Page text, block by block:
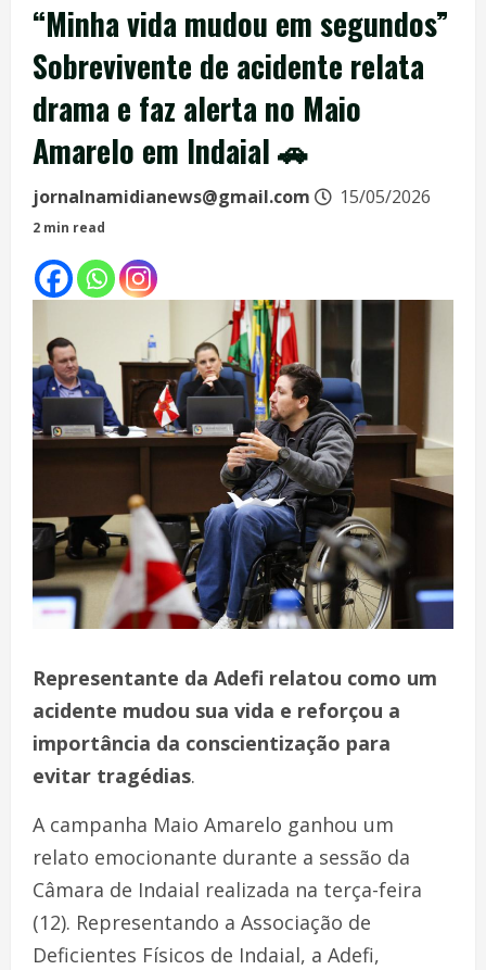
“Minha vida mudou em segundos”
Sobrevivente de acidente relata
drama e faz alerta no Maio
Amarelo em Indaial 🚗
jornalnamidianews@gmail.com 15/05/2026
2 min read
Representante da Adefi relatou como um
acidente mudou sua vida e reforçou a
importância da conscientização para
evitar tragédias.
A campanha Maio Amarelo ganhou um
relato emocionante durante a sessão da
Câmara de Indaial realizada na terça-feira
(12). Representando a Associação de
Deficientes Físicos de Indaial, a Adefi,